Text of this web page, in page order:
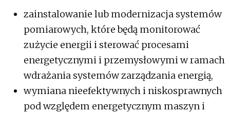
zainstalowanie lub modernizacja systemów
pomiarowych, które będą monitorować
zużycie energii i sterować procesami
energetycznymi i przemysłowymi w ramach
wdrażania systemów zarządzania energią,
wymiana nieefektywnych i niskosprawnych
pod względem energetycznym maszyn i